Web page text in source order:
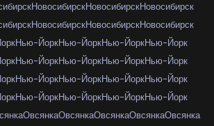
НовосибирскНовосибирскНовосибирск
НовосибирскНовосибирскНовосибирск
Нью-ЙоркНью-ЙоркНью-ЙоркНью-Йорк
Нью-ЙоркНью-ЙоркНью-ЙоркНью-Йорк
Нью-ЙоркНью-ЙоркНью-ЙоркНью-Йорк
Нью-ЙоркНью-ЙоркНью-ЙоркНью-Йорк
ОвсянкаОвсянкаОвсянкаОвсянкаОвсянка